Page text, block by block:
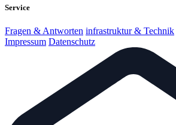
Service
Fragen & Antworten infrastruktur & Technik
Impressum Datenschutz